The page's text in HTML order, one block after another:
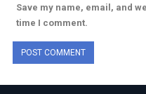
Save my name, email, and
time I comment.